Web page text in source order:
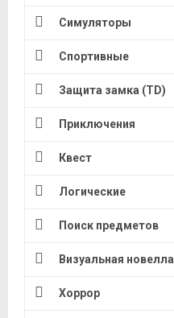
Симуляторы
Спортивные
Защита замка (TD)
Приключения
Квест
Логические
Поиск предметов
Визуальная новелла
Хоррор